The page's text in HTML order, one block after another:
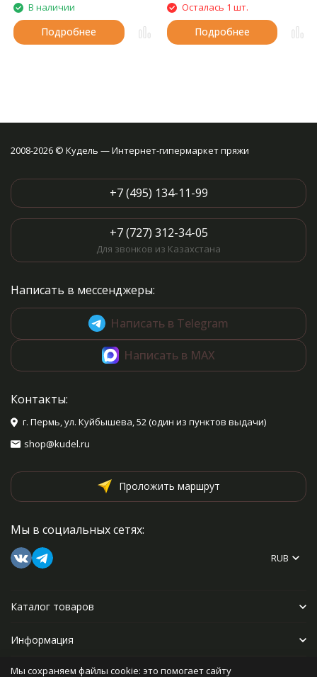
В наличии
Подробнее
Осталась 1 шт.
Подробнее
2008-2026 © Кудель — Интернет-гипермаркет пряжи
+7 (495) 134-11-99
+7 (727) 312-34-05
Для звонков из Казахстана
Написать в мессенджеры:
Написать в Telegram
Написать в MAX
Контакты:
г. Пермь, ул. Куйбышева, 52 (один из пунктов выдачи)
shop@kudel.ru
Проложить маршрут
Мы в социальных сетях:
RUB
Каталог товаров
Информация
Прочее
Мы сохраняем файлы cookie: это помогает сайту